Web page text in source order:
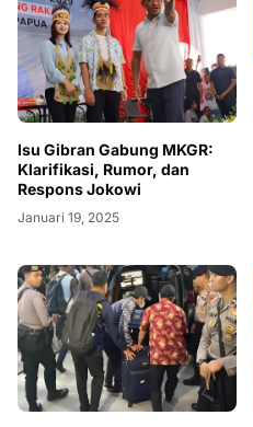
Isu Gibran Gabung MKGR:
Klarifikasi, Rumor, dan
Respons Jokowi
Januari 19, 2025